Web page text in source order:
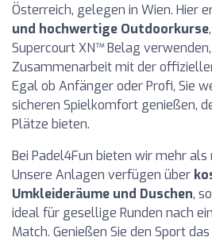
Österreich, gelegen in Wien. Hier
und hochwertige Outdoorkurse
Supercourt XN™ Belag
Zusammenarbeit mit der offiziellen
Egal ob Anfänger oder Profi, Sie
sicheren Spielkomfort genießen,
Plätze bieten.
Bei Padel4Fun bieten wir mehr als
Unsere Anlagen verfügen über
Umkleideräume und Duschen,
ideal für gesellige Runden nach
Match. Genießen Sie den Sport